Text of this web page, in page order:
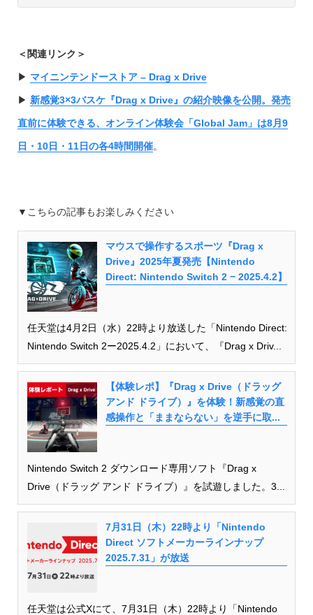
＜関連リンク＞
▶︎ マイニンテンドーストア – Drag x Drive
▶︎ 新感覚3×3バスケ『Drag x Drive』の紹介映像を公開。発売
直前に体験できる、オンライン体験会「Global Jam」は8月9
日・10日・11日の各4時間開催。
▼こちらの記事もお楽しみください
マウスで操作するスポーツ『Drag x
Drive』2025年夏発売【Nintendo
Direct: Nintendo Switch 2 − 2025.4.2】
任天堂は4月2日（水）22時より放送した「Nintendo Direct:
Nintendo Switch 2ー2025.4.2」において、『Drag x Driv...
【体験レポ】『Drag x Drive（ドラッグ
アンド ドライブ）』を体験！新感覚の直
感操作と「ままならない」を逆手に取...
Nintendo Switch 2 ダウンロード専用ソフト『Drag x
Drive（ドラッグ アンド ドライブ）』を試遊しました。3...
7月31日（木）22時より「Nintendo
Direct ソフトメーカーラインナップ
2025.7.31」が放送
任天堂は公式Xにて、7月31日（木）22時より「Nintendo